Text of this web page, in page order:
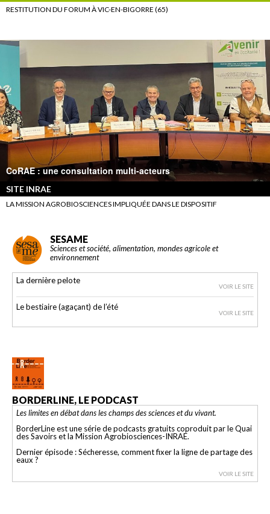
RESTITUTION DU FORUM À VIC-EN-BIGORRE (65)
CoRAE : une consultation multi-acteurs
SITE INRAE
LA MISSION AGROBIOSCIENCES IMPLIQUÉE DANS LE DISPOSITIF
SESAME
Sciences et société, alimentation, mondes agricole et
environnement
La dernière pelote
VOIR LE SITE
Le bestiaire (agaçant) de l’été
VOIR LE SITE
BORDERLINE, LE PODCAST
Les limites en débat dans les champs des sciences et du vivant.
BorderLine est une série de podcasts gratuits coproduit par le Quai
des Savoirs et la Mission Agrobiosciences-INRAE.
Dernier épisode : Sécheresse, comment fixer la ligne de partage des
eaux ?
VOIR LE SITE